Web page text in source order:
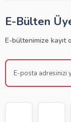
E-Bülten
E-bültenimize kayıt